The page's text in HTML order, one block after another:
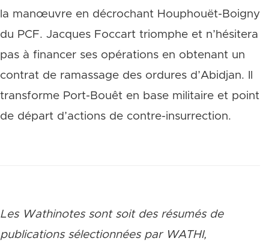
la manœuvre en décrochant Houphouët-Boigny
du PCF. Jacques Foccart triomphe et n’hésitera
pas à financer ses opérations en obtenant un
contrat de ramassage des ordures d’Abidjan. Il
transforme Port-Bouêt en base militaire et point
de départ d’actions de contre-insurrection.
Les Wathinotes sont soit des résumés de
publications sélectionnées par WATHI,